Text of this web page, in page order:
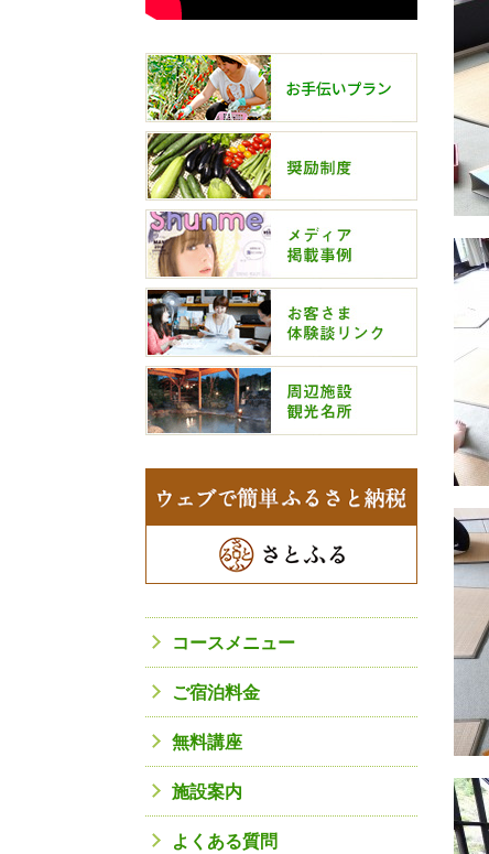
コースメニュー
ご宿泊料金
無料講座
施設案内
よくある質問